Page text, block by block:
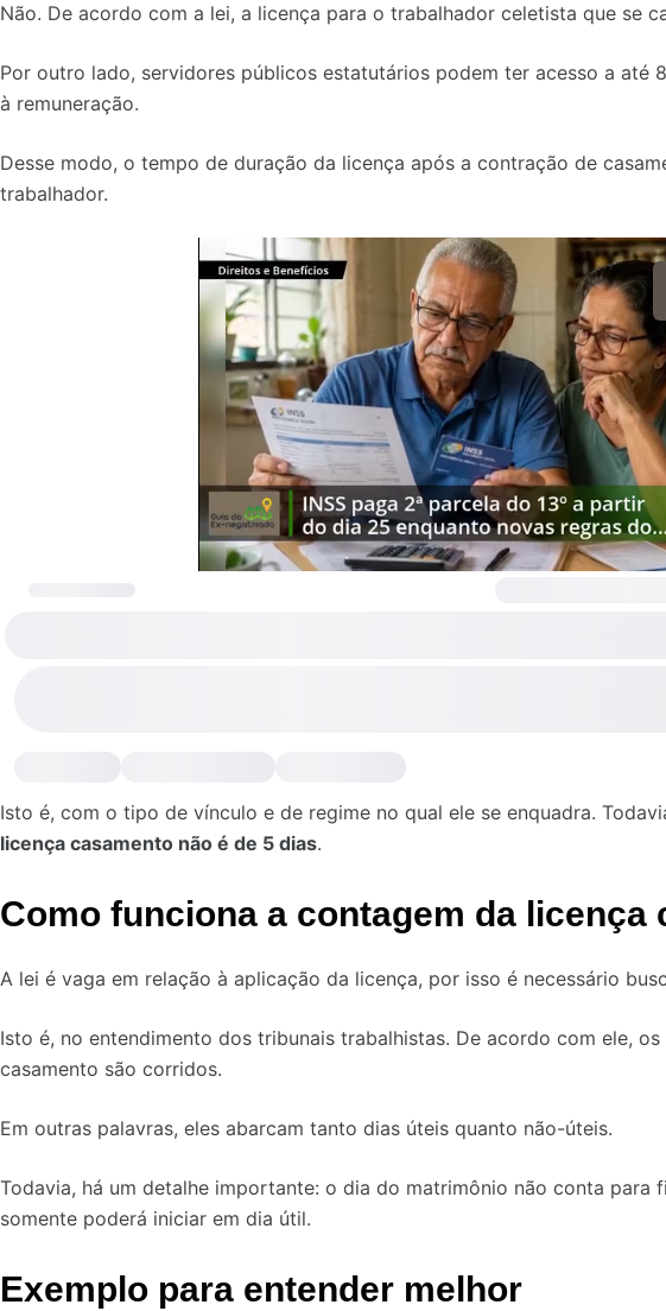
Não. De acordo com a lei, a licença para o trabalhador celetista que se
Por outro lado, servidores públicos estatutários podem ter acesso a até
à remuneração.
Desse modo, o tempo de duração da licença após a contração de
trabalhador.
Isto é, com o tipo de vínculo e de regime no qual ele se enquadra.
licença casamento não é de 5 dias.
Como funciona a contagem da licença
A lei é vaga em relação à aplicação da licença, por isso é necessário
Isto é, no entendimento dos tribunais trabalhistas. De acordo com ele,
casamento são corridos.
Em outras palavras, eles abarcam tanto dias úteis quanto não-úteis.
Todavia, há um detalhe importante: o dia do matrimônio não conta para
somente poderá iniciar em dia útil.
Exemplo para entender melhor